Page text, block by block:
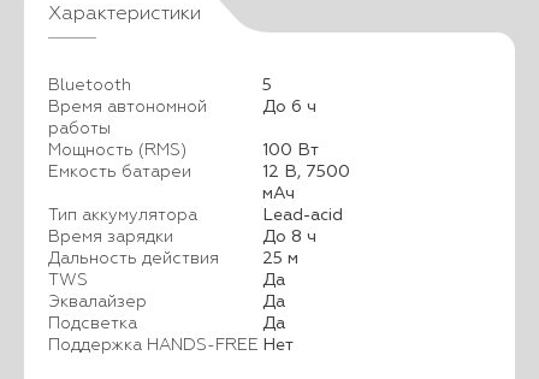
Характеристики
Bluetooth
5
Время автономной
работы
До 6 ч
Мощность (RMS)
100 Вт
Емкость батареи
12 В, 7500
мАч
Тип аккумулятора
Lead-acid
Время зарядки
До 8 ч
Дальность действия
25 м
TWS
Да
Эквалайзер
Да
Подсветка
Да
Поддержка HANDS-FREE Нет